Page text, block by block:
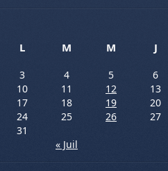
L
M M J
3
4 5 6
10
11 12 13
17
18 19 20
24
25 26 27
31
« Juil